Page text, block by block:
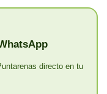
directo en tu